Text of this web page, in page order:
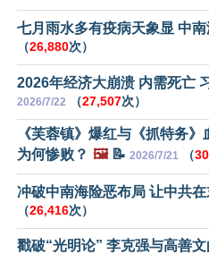
七月雨水多有疫病天象显 中
（26,880次）
2026年经济大崩溃 内需死亡
2026/7/22 （27,507次）
《芙蓉镇》爆红与《抓特务》
为何惨败？ 🖼️📝 2026/7/21 （
冲破中南海险恶布局 让中共
（26,416次）
戳破“光明论” 李克强与高善